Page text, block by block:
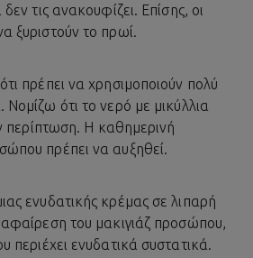
τις ανακουφίζει. Επίσης, οι
ξυριστούν το πρωί.
πρέπει να χρησιμοποιούν πολύ
ότι το νερό με μικύλλια
περίπτωση. Η καθημερινή
πρέπει να αυξηθεί.
ενυδατικής κρέμας σε λιπαρή
του μακιγιάζ προσώπου,
περιέχει ενυδατικά συστατικά.